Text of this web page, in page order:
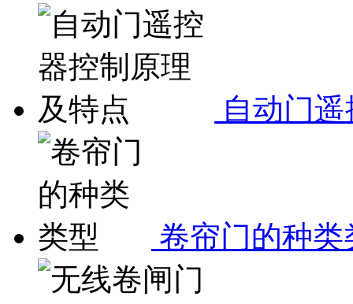
自动门
卷帘门的种类